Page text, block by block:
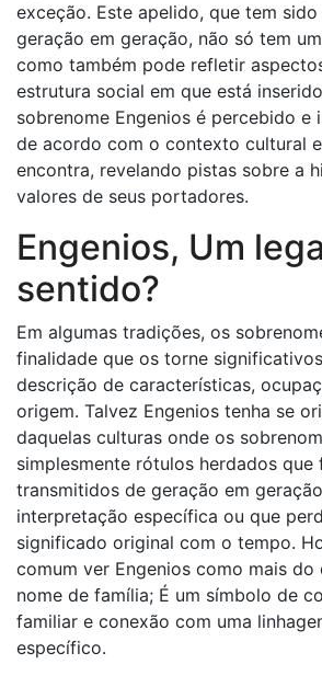
exceção. Este apelido, que tem
geração em geração, não só tem
como também pode refletir
estrutura social em que está
sobrenome Engenios é percebido e
de acordo com o contexto cultural
encontra, revelando pistas sobre a
valores de seus portadores.
Engenios, Um
sentido?
Em algumas tradições, os
finalidade que os torne
descrição de características,
origem. Talvez Engenios tenha se
daquelas culturas onde os
simplesmente rótulos herdados que
transmitidos de geração em
interpretação específica ou que
significado original com o tempo.
comum ver Engenios como mais do
nome de família; É um símbolo de
familiar e conexão com uma
específico.